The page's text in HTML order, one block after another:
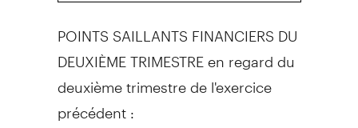
POINTS SAILLANTS FINANCIERS DU
DEUXIÈME TRIMESTRE en regard du
deuxième trimestre de l'exercice
précédent :